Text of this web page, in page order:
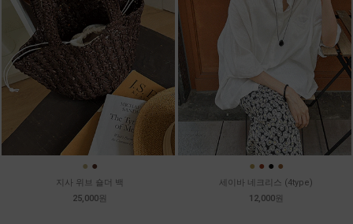
● ●
지사 위브 숄더 백
25,000원
● ● ● ●
세이바 네크리스 (4type)
12,000원